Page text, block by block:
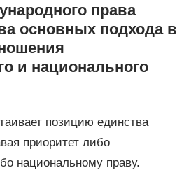
права
основных подхода в
и национального
позицию единства
приоритет либо
национальному праву.